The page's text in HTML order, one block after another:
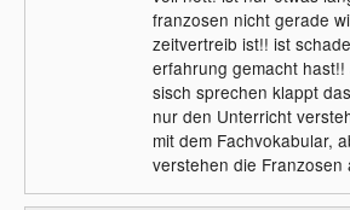
toll!!!! spannend!!!
Machst du an nem
so mit? Hab ich auch
aber ne totale
miserabel
meine Gastfamilie
lassen, ich meine im
da hab ich mich
gef?hlt. Au?erdem
franzosen nicht gerade
zeitvertreib ist!! ist
erfahrung gemacht
sisch sprechen klappt
nur den Unterricht
mit dem Fachvokabular,
verstehen die Franzosen